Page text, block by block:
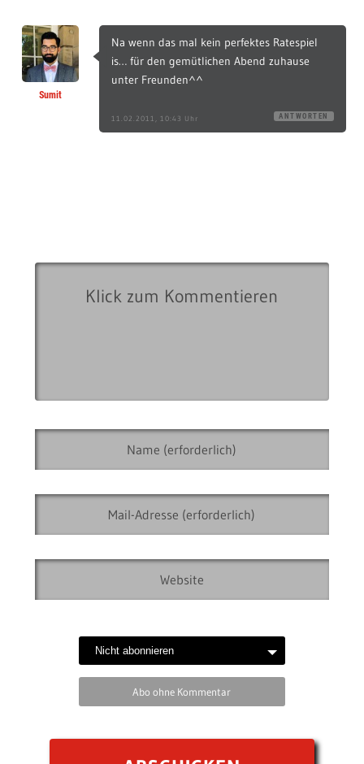
Sumit
Na wenn das mal kein perfektes Ratespiel
is… für den gemütlichen Abend zuhause
unter Freunden^^
11.02.2011, 10:43 Uhr ANTWORTEN
Abo ohne Kommentar